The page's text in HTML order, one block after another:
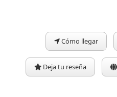
Cómo llegar
Deja tu reseña